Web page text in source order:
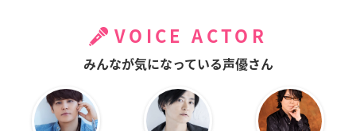
VOICE ACTOR
みんなが気になっている声優さん